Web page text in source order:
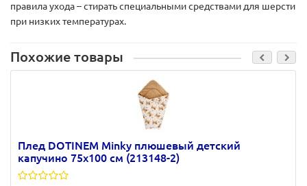
правила ухода – стирать специальными средствами для шерсти
при низких температурах.
Похожие товары
Плед DOTINEM Minky плюшевый детский
капучино 75х100 см (213148-2)